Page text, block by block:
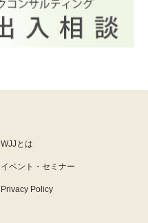
WJJとは
イベント・セミナー
Privacy Policy